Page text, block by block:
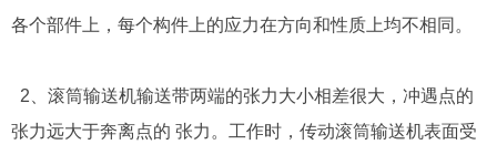
各个部件上，每个构件上的应力在方向和性质上均不相同。
2、滚筒输送机输送带两端的张力大小相差很大，冲遇点的
张力远大于奔离点的 张力。工作时，传动滚筒输送机表面受